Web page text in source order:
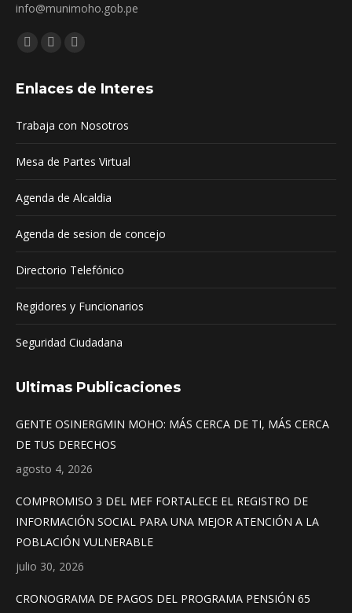
info@munimoho.gob.pe
Encuéntranos en:
Facebook
opens
new
YouTube
opens
new
Mail
opens
new
Enlaces de Interes
Trabaja con Nosotros
Mesa de Partes Virtual
Agenda de Alcaldia
Agenda de sesion de concejo
Directorio Telefónico
Regidores y Funcionarios
Seguridad Ciudadana
Ultimas Publicaciones
GENTE OSINERGMIN MOHO: MÁS CERCA DE TI, MÁS CERCA
DE TUS DERECHOS
agosto 4, 2026
COMPROMISO 3 DEL MEF FORTALECE EL REGISTRO DE
INFORMACIÓN SOCIAL PARA UNA MEJOR ATENCIÓN A LA
POBLACIÓN VULNERABLE
julio 30, 2026
CRONOGRAMA DE PAGOS DEL PROGRAMA PENSIÓN 65